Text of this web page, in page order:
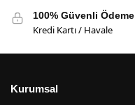
100% Güvenli Ödeme
Kredi Kartı / Havale
Kurumsal